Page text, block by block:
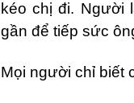
kéo chị đi. Người
gần để tiếp sức
Mọi người chỉ biết